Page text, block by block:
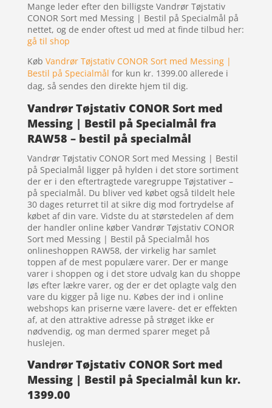
Mange leder efter den billigste Vandrør Tøjstativ
CONOR Sort med Messing | Bestil på Specialmål på
nettet, og de ender oftest ud med at finde tilbud her:
gå til shop
Køb Vandrør Tøjstativ CONOR Sort med Messing |
Bestil på Specialmål for kun kr. 1399.00 allerede i
dag, så sendes den direkte hjem til dig.
Vandrør Tøjstativ CONOR Sort med
Messing | Bestil på Specialmål fra
RAW58 – bestil på specialmål
Vandrør Tøjstativ CONOR Sort med Messing | Bestil
på Specialmål ligger på hylden i det store sortiment
der er i den eftertragtede varegruppe Tøjstativer –
på specialmål. Du bliver ved købet også tildelt hele
30 dages returret til at sikre dig mod fortrydelse af
købet af din vare. Vidste du at størstedelen af dem
der handler online køber Vandrør Tøjstativ CONOR
Sort med Messing | Bestil på Specialmål hos
onlineshoppen RAW58, der virkelig har samlet
toppen af de mest populære varer. Der er mange
varer i shoppen og i det store udvalg kan du shoppe
løs efter lækre varer, og der er det oplagte valg den
vare du kigger på lige nu. Købes der ind i online
webshops kan priserne være lavere- det er effekten
af, at den attraktive adresse på strøget ikke er
nødvendig, og man dermed sparer meget på
huslejen.
Vandrør Tøjstativ CONOR Sort med
Messing | Bestil på Specialmål kun kr.
1399.00